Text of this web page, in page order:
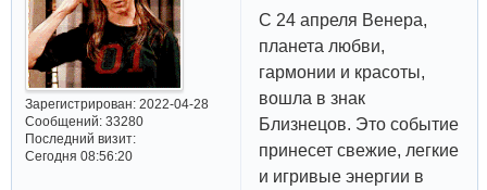
Зарегистрирован: 2022-04-28
Сообщений:33280
Последний визит:
Сегодня 08:56:20
С 24 апреля Венера,
планета любви,
гармонии и красоты,
вошла в знак
Близнецов. Это событие
принесет свежие, легкие
и игривые энергии в